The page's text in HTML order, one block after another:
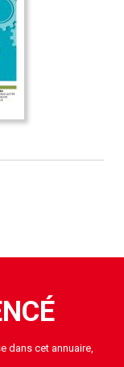
dans cet annuaire,